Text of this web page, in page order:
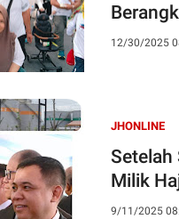
12/30/2025
JHONLINE
Setelah
Milik
9/11/2025